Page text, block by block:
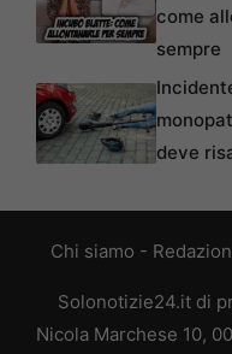
come
sempre
deve
Chi siamo -
Solonotizie24.it di
Nicola Marchese 10,